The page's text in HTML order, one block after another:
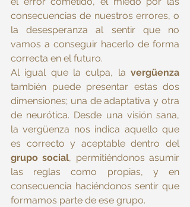
consecuencias de nuestros errores, o
la desesperanza al sentir que no
vamos a conseguir hacerlo de forma
correcta en el futuro.
Al igual que la culpa, la vergüenza
también puede presentar estas dos
dimensiones; una de adaptativa y otra
de neurótica. Desde una visión sana,
la vergüenza nos indica aquello que
es correcto y aceptable dentro del
grupo social, permitiéndonos asumir
las reglas como propias, y en
consecuencia haciéndonos sentir que
formamos parte de ese grupo.